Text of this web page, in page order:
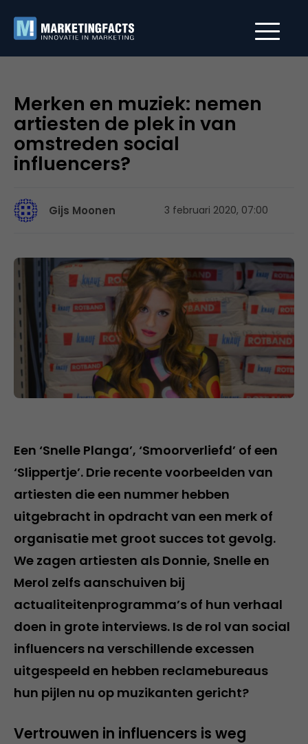
Merken en muziek: nemen
artiesten de plek in van
omstreden social
influencers?
Gijs Moonen 3 februari 2020, 07:00
Een ‘Snelle Planga’, ‘Smoorverliefd’ of een
‘Slippertje’. Drie recente voorbeelden van
artiesten die een nummer hebben
uitgebracht in opdracht van een merk of
organisatie met groot succes tot gevolg.
We zagen artiesten als Donnie, Snelle en
Merol zelfs aanschuiven bij
actualiteitenprogramma’s of hun verhaal
doen in grote interviews. Is de rol van social
influencers na verschillende excessen
uitgespeeld en hebben reclamebureaus
hun pijlen nu op muzikanten gericht?
Vertrouwen in influencers is weg